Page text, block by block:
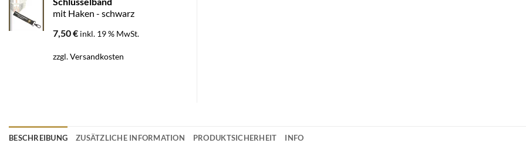
mit Haken - schwarz
7,50€ inkl. 19 % MwSt.
zzgl.Versandkosten
BESCHREIBUNG ZUSÄTZLICHE INFORMATION PRODUKTSICHERHEIT INFO